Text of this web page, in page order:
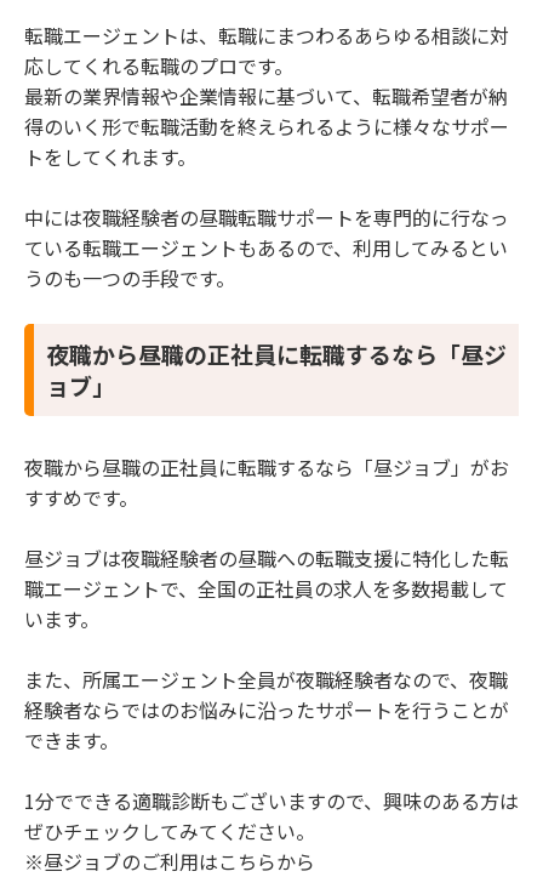
転職エージェントは、転職にまつわるあらゆる相談に対
応してくれる転職のプロです。
最新の業界情報や企業情報に基づいて、転職希望者が納
得のいく形で転職活動を終えられるように様々なサポー
トをしてくれます。
中には夜職経験者の昼職転職サポートを専門的に行なっ
ている転職エージェントもあるので、利用してみるとい
うのも一つの手段です。
夜職から昼職の正社員に転職するなら「昼ジ
ョブ」
夜職から昼職の正社員に転職するなら「昼ジョブ」がお
すすめです。
昼ジョブは夜職経験者の昼職への転職支援に特化した転
職エージェントで、全国の正社員の求人を多数掲載して
います。
また、所属エージェント全員が夜職経験者なので、夜職
経験者ならではのお悩みに沿ったサポートを行うことが
できます。
1分でできる適職診断もございますので、興味のある方は
ぜひチェックしてみてください。
※昼ジョブのご利用はこちらから